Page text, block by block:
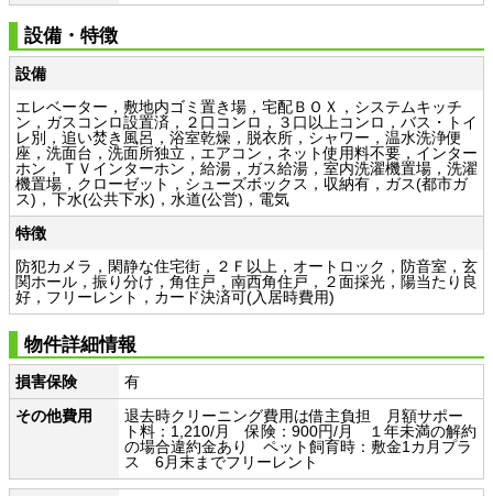
設備・特徴
設備
エレベーター，敷地内ゴミ置き場，宅配ＢＯＸ，システムキッチ
ン，ガスコンロ設置済，２口コンロ，３口以上コンロ，バス・トイ
レ別，追い焚き風呂，浴室乾燥，脱衣所，シャワー，温水洗浄便
座，洗面台，洗面所独立，エアコン，ネット使用料不要，インター
ホン，ＴＶインターホン，給湯，ガス給湯，室内洗濯機置場，洗濯
機置場，クローゼット，シューズボックス，収納有，ガス(都市ガ
ス)，下水(公共下水)，水道(公営)，電気
特徴
防犯カメラ，閑静な住宅街，２Ｆ以上，オートロック，防音室，玄
関ホール，振り分け，角住戸，南西角住戸，２面採光，陽当たり良
好，フリーレント，カード決済可(入居時費用)
物件詳細情報
損害保険
有
その他費用
退去時クリーニング費用は借主負担 月額サポー
ト料：1,210/月 保険：900円/月 １年未満の解約
の場合違約金あり ペット飼育時：敷金1カ月プラ
ス 6月末までフリーレント